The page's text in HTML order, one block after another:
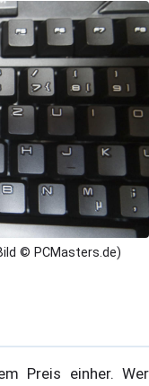
© PCMasters.de)
Preis einher. Wer